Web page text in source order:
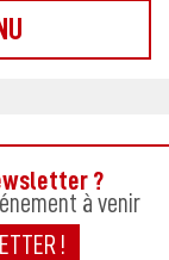
?
à venir
!